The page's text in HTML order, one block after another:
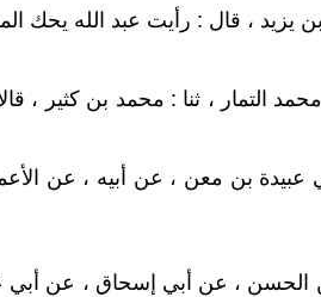
يزيد ، قال : رأيت عبد الله يحك
التمار ، ثنا : محمد بن كثير ،
عبيدة بن معن ، عن أبيه ، عن
الحسن ، عن أبي إسحاق ، عن